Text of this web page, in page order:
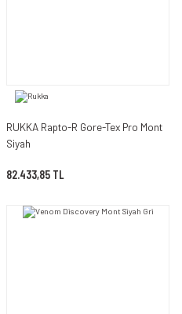
RUKKA Rapto-R Gore-Tex Pro Mont
Siyah
82.433,85 TL